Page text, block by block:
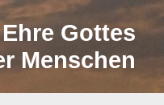
Gottes
Menschen